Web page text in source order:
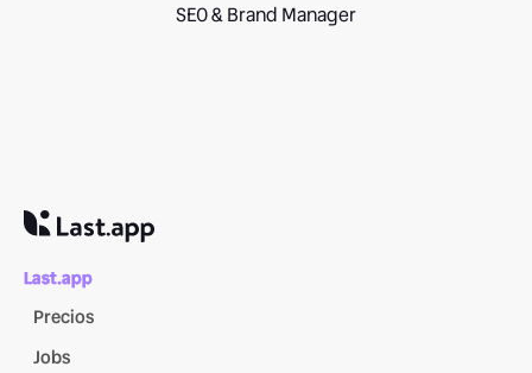
SEO & Brand Manager
Last.app
Precios
Jobs